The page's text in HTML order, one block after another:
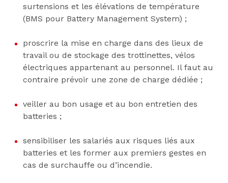
surtensions et les élévations de température
(BMS pour Battery Management System) ;
proscrire la mise en charge dans des lieux de
travail ou de stockage des trottinettes, vélos
électriques appartenant au personnel. Il faut au
contraire prévoir une zone de charge dédiée ;
veiller au bon usage et au bon entretien des
batteries ;
sensibiliser les salariés aux risques liés aux
batteries et les former aux premiers gestes en
cas de surchauffe ou d’incendie.